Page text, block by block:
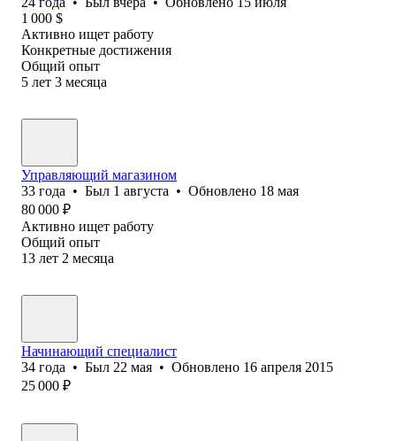
1 000 $
Активно ищет работу
Конкретные достижения
Общий опыт
5 лет 3 месяца
Управляющий магазином
33 года • Был 1 августа • Обновлено 18 мая
80 000 ₽
Активно ищет работу
Общий опыт
13 лет 2 месяца
Начинающий специалист
34 года • Был 22 мая • Обновлено 16 апреля 2015
25 000 ₽